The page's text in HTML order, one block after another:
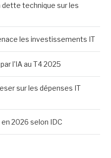
technique sur les
les investissements IT
l'IA au T4 2025
sur les dépenses IT
2026 selon IDC